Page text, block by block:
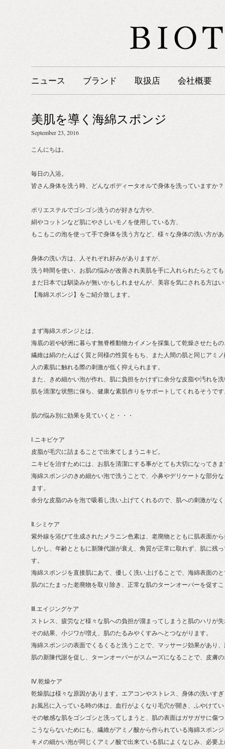
ニュース ブランド 取扱店 会社概要
美肌を導く海綿スポンジ
September 23, 2016
こんにちは。
毎日の入浴。
皆さん身体を洗う時、どんなボディータオルで身体を洗っていますか？
ポリエステルでゴシゴシ洗うのが好きな方や、
絹やコットンなど肌にやさしいモノを使用している方、
もこもこの泡を使って手で身体を洗う方など、様々な身体の洗い方が
身体の洗い方は、人それぞれ好みがありますが、
洗う時間を使い、お肌の悩みが改善され美肌を手に入れられたらとて
まだ日本では馴染みが無いかもしれませんが、美容を気にされる方は
【海綿スポンジ】をご紹介致します。
まず海綿スポンジとは、
海底の岩や砂洲に暮らす無脊椎動物カイメンを採集して乾燥させたも
繊維は絹のたんぱく質と同様の性質をもち、また人間の肌と同じアミ
人の素肌に触れる際の刺激が低く抑えられます。
また、きめ細かい泡が作れ、肌に負担をかけずに余分な皮脂や汚れを
肌を清潔な状態に保ち、健康な素肌作りをサポートしてくれるそうで
肌の悩み別に効果を見ていくと・・・
Ⅰ.ニキビケア
皮脂が毛穴に詰まることで出来てしまうニキビ。
ニキビを治すためには、お肌を清潔にする事がとても大切になってき
海綿スポンジのきめ細かい泡で洗うことで、小鼻やデリケートな部分
ます。
余分な皮脂のみを泡で吸着し洗い上げてくれるので、肌への刺激がな
Ⅱ.シミケア
紫外線を浴びて生成されたメラニン色素は、老廃物とともに肌表面か
しかし、年齢とともに新陳代謝が衰え、角質が正常に取れず、肌に残
す。
海綿スポンジを直接肌にあて、優しく洗い上げることで、海綿表面の
肌のにたまった老廃物を取り除き、正常な肌のターンオーバーを促す
Ⅲ.エイジングケア
ストレス、疲労など様々な肌への負担が溜まってしまうと肌のハリが
その結果、小ジワが増え、肌のたるみやくすみへとつながります。
海綿スポンジの表面でくるくると洗うことで、マッサージ効果があり
肌の新陳代謝を促し、ターンオーバーがスムーズになることで、皮膚
Ⅳ.乾燥ケア
乾燥肌は様々な原因があります。エアコンやストレス、身体の洗いす
お風呂に入っている時の体は、血行がよくなり毛穴が開き、ふやけて
その敏感な肌をゴシゴシと洗ってしまうと、肌の表面はガサガサに傷
こうならないためにも、繊維がアミノ酸から作られている海綿スポン
キメの細かい泡が同じくアミノ酸で出来ている肌によくなじみ、必要